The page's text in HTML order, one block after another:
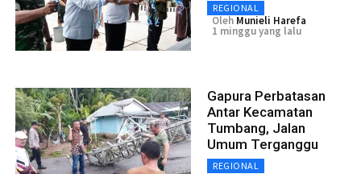
REGIONAL
Oleh Munieli Harefa
1 minggu yang lalu
Gapura Perbatasan
Antar Kecamatan
Tumbang, Jalan
Umum Terganggu
REGIONAL